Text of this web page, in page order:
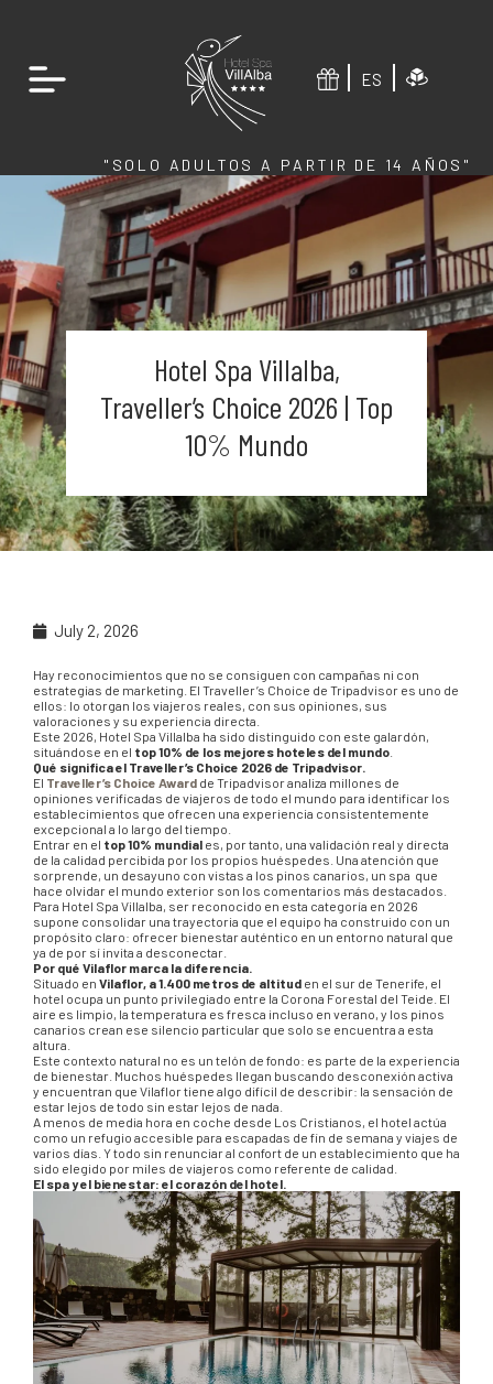
ES
"SOLO ADULTOS A PARTIR DE 14 AÑOS"
Hotel Spa Villalba,
Traveller’s Choice 2026 | Top
10% Mundo
July 2, 2026
Hay reconocimientos que no se consiguen con campañas ni con
estrategias de marketing. El Traveller’s Choice de Tripadvisor es uno de
ellos: lo otorgan los viajeros reales, con sus opiniones, sus
valoraciones y su experiencia directa.
Este 2026, Hotel Spa Villalba ha sido distinguido con este galardón,
situándose en el top 10% de los mejores hoteles del mundo
Qué significa el Traveller’s Choice 2026 de Tripadvisor.
El Traveller’s Choice Award de Tripadvisor analiza millones de
opiniones verificadas de viajeros de todo el mundo para identificar los
establecimientos que ofrecen una experiencia consistentemente
excepcional a lo largo del tiempo.
Entrar en el top 10% mundial es, por tanto, una validación real y directa
de la calidad percibida por los propios huéspedes. Una atención que
sorprende, un desayuno con vistas a los pinos canarios, un spa que
hace olvidar el mundo exterior son los comentarios más destacados.
Para Hotel Spa Villalba, ser reconocido en esta categoría en 2026
supone consolidar una trayectoria que el equipo ha construido con un
propósito claro: ofrecer bienestar auténtico en un entorno natural que
ya de por sí invita a desconectar.
Por qué Vilaflor marca la diferencia.
Situado en Vilaflor, a 1.400 metros de altitud en el sur de Tenerife, el
hotel ocupa un punto privilegiado entre la Corona Forestal del Teide. El
aire es limpio, la temperatura es fresca incluso en verano, y los pinos
canarios crean ese silencio particular que solo se encuentra a esta
altura.
Este contexto natural no es un telón de fondo: es parte de la experiencia
de bienestar. Muchos huéspedes llegan buscando desconexión activa
y encuentran que Vilaflor tiene algo difícil de describir: la sensación de
estar lejos de todo sin estar lejos de nada.
A menos de media hora en coche desde Los Cristianos, el hotel actúa
como un refugio accesible para escapadas de fin de semana y viajes de
varios días. Y todo sin renunciar al confort de un establecimiento que ha
sido elegido por miles de viajeros como referente de calidad.
El spa y el bienestar: el corazón del hotel.